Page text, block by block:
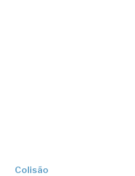
Colisão